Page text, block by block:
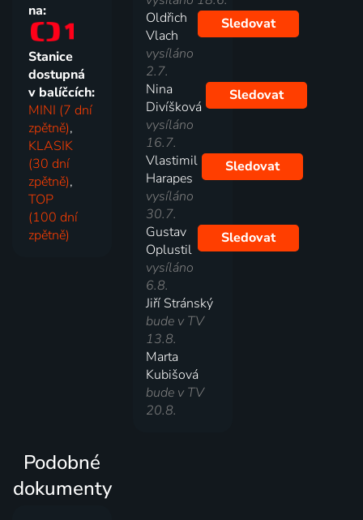
na:
Stanice
dostupná
v balíčcích:
MINI (7 dní
zpětně),
KLASIK
(30 dní
zpětně),
TOP
(100 dní
zpětně)
Oldřich
Vlach
vysíláno
2.7.
Sledovat
Nina
Divíšková
vysíláno
16.7.
Sledovat
Vlastimil
Harapes
vysíláno
30.7.
Sledovat
Gustav
Oplustil
vysíláno
6.8.
Sledovat
Jiří Stránský
bude v TV
13.8.
Marta
Kubišová
bude v TV
20.8.
Podobné
dokumenty